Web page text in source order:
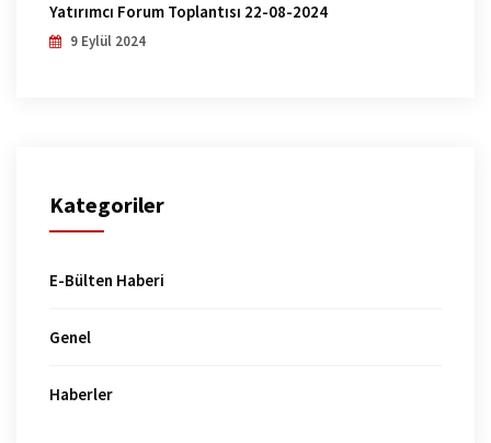
Yatırımcı Forum Toplantısı 22-08-2024
9 Eylül 2024
Kategoriler
E-Bülten Haberi
Genel
Haberler